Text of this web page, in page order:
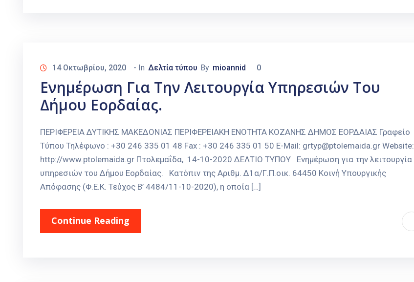
14 Οκτωβρίου, 2020 - In Δελτία τύπου By mioannid 0
Ενημέρωση Για Την Λειτουργία Υπηρεσιών Του
Δήμου Εορδαίας.
ΠΕΡΙΦΕΡΕΙΑ ΔΥΤΙΚΗΣ ΜΑΚΕΔΟΝΙΑΣ ΠΕΡΙΦΕΡΕΙΑΚΗ ΕΝΟΤΗΤΑ ΚΟΖΑΝΗΣ ΔΗΜΟΣ ΕΟΡΔΑΙΑΣ Γραφείο
Τύπου Τηλέφωνο : +30 246 335 01 48 Fax : +30 246 335 01 50 E-Mail: grtyp@ptolemaida.gr Website:
http://www.ptolemaida.gr Πτολεμαΐδα, 14-10-2020 ΔΕΛΤΙΟ ΤΥΠΟΥ Ενημέρωση για την λειτουργία
υπηρεσιών του Δήμου Εορδαίας. Κατόπιν της Αριθμ. Δ1α/Γ.Π.οικ. 64450 Κοινή Υπουργικής
Απόφασης (Φ.Ε.Κ. Τεύχος Β’ 4484/11-10-2020), η οποία […]
Continue Reading